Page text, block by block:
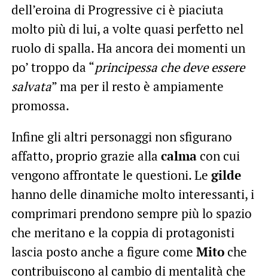
dell’eroina di Progressive ci è piaciuta
molto più di lui, a volte quasi perfetto nel
ruolo di spalla. Ha ancora dei momenti un
po’ troppo da “principessa che deve essere
salvata” ma per il resto è ampiamente
promossa.
Infine gli altri personaggi non sfigurano
affatto, proprio grazie alla calmacon cui
vengono affrontate le questioni. Le gilde
hanno delle dinamiche molto interessanti, i
comprimari prendono sempre più lo spazio
che meritano e la coppia di protagonisti
lascia posto anche a figure come Mitoche
contribuiscono al cambio di mentalità che